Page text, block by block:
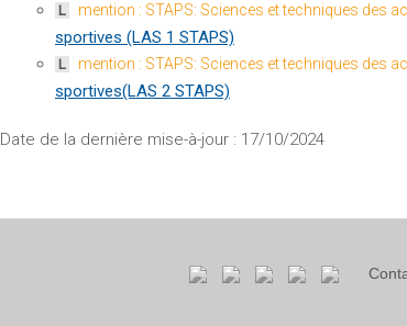
L mention : STAPS: Sciences et techniques des
sportives (LAS 1 STAPS)
L mention : STAPS: Sciences et techniques des
sportives(LAS 2 STAPS)
Date de la dernière mise-à-jour : 17/10/2024